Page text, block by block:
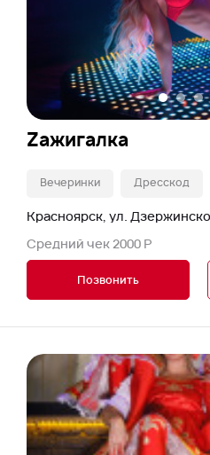
Zажигалка
Вечеринки Дресскод
Красноярск, ул.
Средний чек 2000 Р
Позвонить